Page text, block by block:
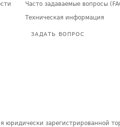
Часто задаваемые вопросы
Техническая информация
ЗАДАТЬ ВОПРОС
юридически зарегистрированной